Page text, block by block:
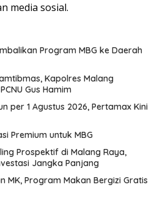
media sosial.
Program MBG ke Daerah
Kapolres Malang
Gus Hamim
per 1 Agustus 2026, Pertamax Kini
Premium untuk MBG
Prospektif di Malang Raya,
Jangka Panjang
MK, Program Makan Bergizi Gratis